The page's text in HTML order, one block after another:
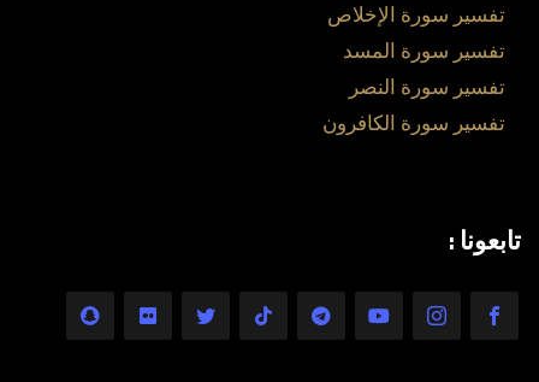
تفسير سورة الإخلاص
تفسير سورة المسد
تفسير سورة النصر
تفسير سورة الكافرون
تابعونا :